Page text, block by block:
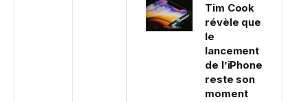
Tim Cook
révèle que
le
lancement
de l’iPhone
reste son
moment